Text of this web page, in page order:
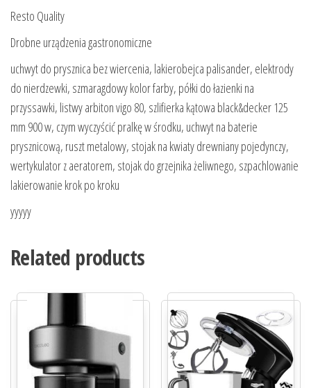
Resto Quality
Drobne urządzenia gastronomiczne
uchwyt do prysznica bez wiercenia, lakierobejca palisander, elektrody
do nierdzewki, szmaragdowy kolor farby, półki do łazienki na
przyssawki, listwy arbiton vigo 80, szlifierka kątowa black&decker 125
mm 900 w, czym wyczyścić pralkę w środku, uchwyt na baterie
prysznicową, ruszt metalowy, stojak na kwiaty drewniany pojedynczy,
wertykulator z aeratorem, stojak do grzejnika żeliwnego, szpachlowanie
lakierowanie krok po kroku
yyyyy
Related products